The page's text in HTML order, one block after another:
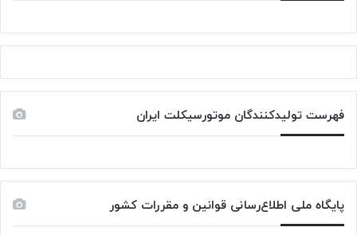
فهرست تولیدکنندگان موتورسیکلت ایران
پایگاه ملی اطلاع‌رسانی قوانین و مقررات کشور